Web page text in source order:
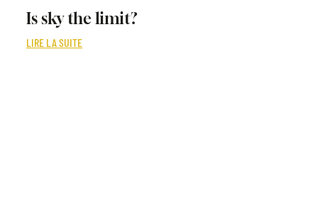
Is sky the limit?
LIRE LA SUITE